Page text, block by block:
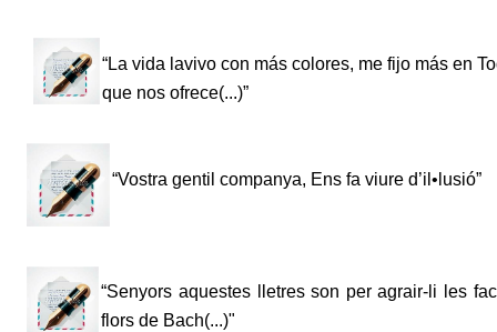
“La vida lavivo con más colores, me fijo más en
que nos ofrece(...)”
“Vostra gentil companya, Ens fa viure d’il•lusió”
“Senyors aquestes lletres son per agrair-li les
flors de Bach(...)"